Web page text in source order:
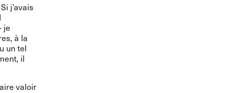
j’avais
je
à la
un tel
il
valoir